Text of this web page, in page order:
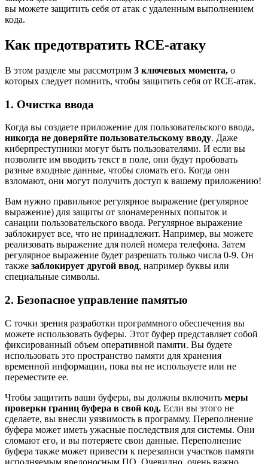
вы можете защитить себя от атак с удаленным выполнением
кода.
Как предотвратить RCE-атаку
В этом разделе мы рассмотрим 3 ключевых момента, о
которых следует помнить, чтобы защитить себя от RCE-атак.
1. Очистка ввода
Когда вы создаете приложение для пользовательского ввода,
никогда не доверяйте пользовательскому вводу. Даже
киберпреступники могут быть пользователями. И если вы
позволите им вводить текст в поле, они будут пробовать
разные входные данные, чтобы сломать его. Когда они
взломают, они могут получить доступ к вашему приложению!
Вам нужно правильное регулярное выражение (регулярное
выражение) для защиты от злонамеренных попыток и
санации пользовательского ввода. Регулярное выражение
заблокирует все, что не принадлежит. Например, вы можете
реализовать выражение для полей номера телефона. Затем
регулярное выражение будет разрешать только числа 0-9. Он
также заблокирует другой ввод, например буквы или
специальные символы.
2. Безопасное управление памятью
С точки зрения разработки программного обеспечения вы
можете использовать буферы. Этот буфер представляет собой
фиксированный объем оперативной памяти. Вы будете
использовать это пространство памяти для хранения
временной информации, пока вы не используете или не
переместите ее.
Чтобы защитить ваши буферы, вы должны включить меры
проверки границ буфера в свой код. Если вы этого не
сделаете, вы внесли уязвимость в программу. Переполнение
буфера может иметь ужасные последствия для системы. Они
сломают его, и вы потеряете свои данные. Переполнение
буфера также может привести к перезаписи участков памяти
исполняемым вредоносным ПО. Очевидно, очень важно